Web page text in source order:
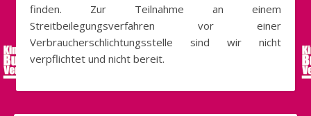
finden. Zur Teilnahme an einem
Streitbeilegungsverfahren vor einer
Verbraucherschlichtungsstelle sind wir nicht
verpflichtet und nicht bereit.